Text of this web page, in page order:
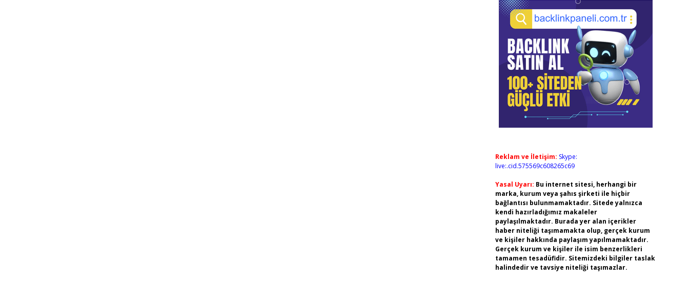
Reklam ve İletişim: Skype:
live:.cid.575569c608265c69
Yasal Uyarı: Bu internet sitesi, herhangi bir
marka, kurum veya şahıs şirketi ile hiçbir
bağlantısı bulunmamaktadır. Sitede yalnızca
kendi hazırladığımız makaleler
paylaşılmaktadır. Burada yer alan içerikler
haber niteliği taşımamakta olup, gerçek kurum
ve kişiler hakkında paylaşım yapılmamaktadır.
Gerçek kurum ve kişiler ile isim benzerlikleri
tamamen tesadüfidir. Sitemizdeki bilgiler taslak
halindedir ve tavsiye niteliği taşımazlar.